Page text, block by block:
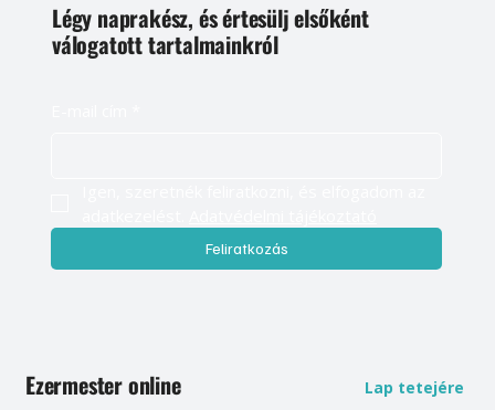
Légy naprakész, és értesülj elsőként
válogatott tartalmainkról
Feliratkozás
Ezermester online Lap tetejére